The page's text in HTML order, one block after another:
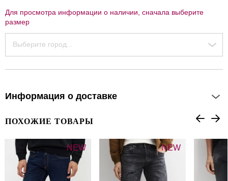
Для просмотра информации о наличии, сначала выберите
размер
Выберите город...
Информация о доставке
ПОХОЖИЕ ТОВАРЫ
NEW NEW